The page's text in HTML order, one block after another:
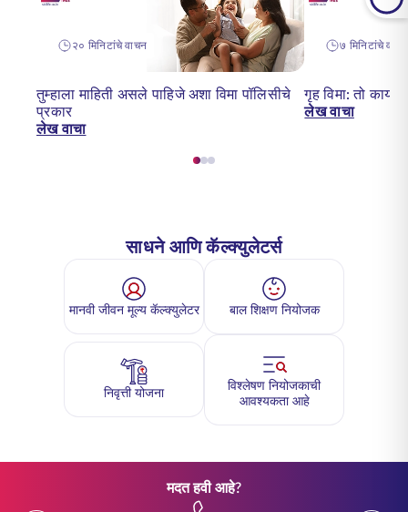
२० मिनिटांचे वाचन
तुम्हाला माहिती असले पाहिजे अशा विमा पॉलिसीचे
प्रकार
लेख वाचा
७ मिनिटांचे वाचन
गृह विमा: तो काय
लेख वाचा
साधने आणि कॅल्क्युलेटर्स
मानवी जीवन मूल्य कॅल्क्युलेटर बाल शिक्षण नियोजक
निवृत्ती योजना
विश्लेषण नियोजकाची
आवश्यकता आहे
मदत हवी आहे?